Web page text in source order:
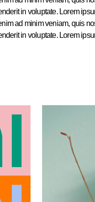
in voluptate. Lorem
ad minim veniam, quis
in voluptate. Lorem